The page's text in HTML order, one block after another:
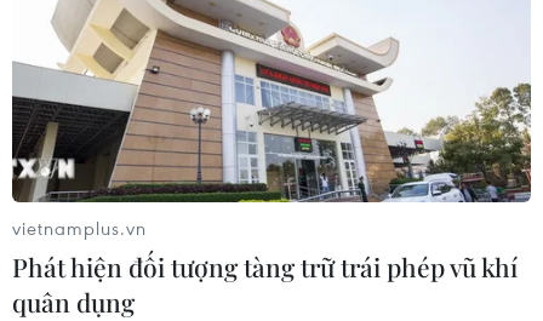
vietnamplus.vn
Phát hiện đối tượng tàng trữ trái phép vũ khí
quân dụng